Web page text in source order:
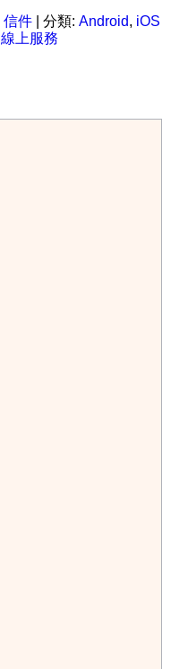
信件 | 分類: Android, iOS
線上服務